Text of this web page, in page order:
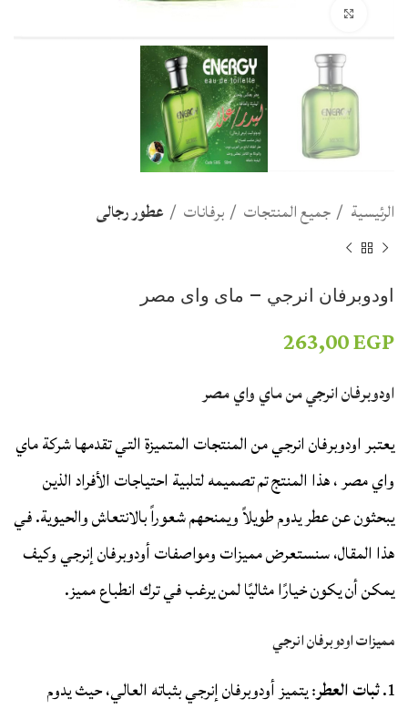
الرئيسية جميع المنتجات برفانات عطور رجالى
اودوبرفان انرجي – ماى واى مصر
263,00EGP
اودوبرفان انرجي من ماي واي مصر
يعتبر اودوبرفان انرجي من المنتجات المتميزة التي تقدمها شركة ماي
واي مصر ، هذا المنتج تم تصميمه لتلبية احتياجات الأفراد الذين
يبحثون عن عطر يدوم طويلاً ويمنحهم شعوراً بالانتعاش والحيوية. في
هذا المقال، سنستعرض مميزات ومواصفات أودوبرفان إنرجي وكيف
يمكن أن يكون خيارًا مثاليًا لمن يرغب في ترك انطباع مميز.
مميزات اودوبرفان انرجي
ثبات العطر: يتميز أودوبرفان إنرجي بثباته العالي، حيث يدوم